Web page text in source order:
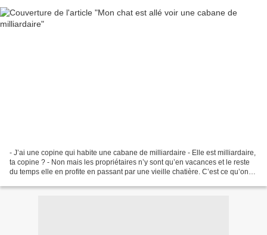
- J’ai une copine qui habite une cabane de milliardaire - Elle est milliardaire,
ta copine ? - Non mais les propriétaires n’y sont qu’en vacances et le reste
du temps elle en profite en passant par une vieille chatière. C’est ce qu’on